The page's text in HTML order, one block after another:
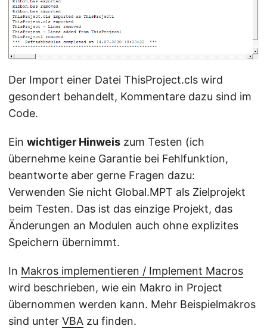
Der Import einer Datei ThisProject.cls wird
gesondert behandelt, Kommentare dazu sind im
Code.
Ein wichtiger Hinweis zum Testen (ich
übernehme keine Garantie bei Fehlfunktion,
beantworte aber gerne Fragen dazu:
Verwenden Sie nicht Global.MPT als Zielprojekt
beim Testen. Das ist das einzige Projekt, das
Änderungen an Modulen auch ohne explizites
Speichern übernimmt.
In Makros implementieren / Implement Macros
wird beschrieben, wie ein Makro in Project
übernommen werden kann. Mehr Beispielmakros
sind unter VBA zu finden.